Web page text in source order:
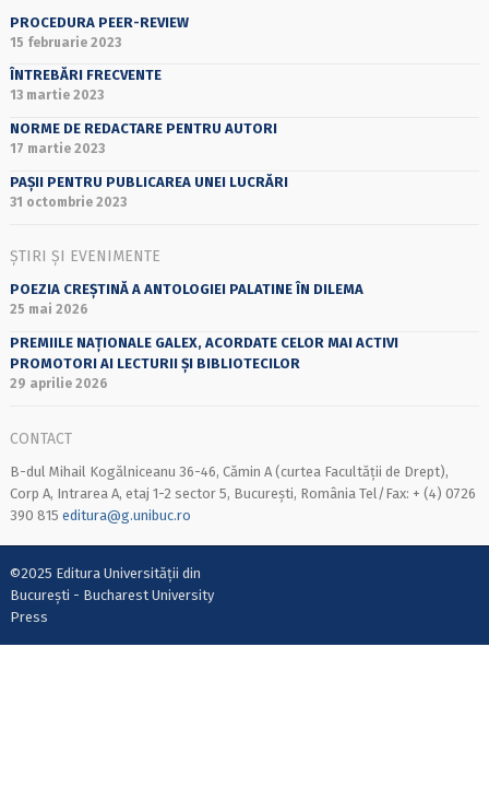
PROCEDURA PEER-REVIEW
15 februarie 2023
ÎNTREBĂRI FRECVENTE
13 martie 2023
NORME DE REDACTARE PENTRU AUTORI
17 martie 2023
PAȘII PENTRU PUBLICAREA UNEI LUCRĂRI
31 octombrie 2023
ȘTIRI ȘI EVENIMENTE
POEZIA CREȘTINĂ A ANTOLOGIEI PALATINE ÎN DILEMA
25 mai 2026
PREMIILE NAȚIONALE GALEX, ACORDATE CELOR MAI ACTIVI
PROMOTORI AI LECTURII ȘI BIBLIOTECILOR
29 aprilie 2026
CONTACT
B-dul Mihail Kogălniceanu 36-46, Cămin A (curtea Facultății de Drept),
Corp A, Intrarea A, etaj 1-2 sector 5, București, România Tel/Fax: + (4) 0726
390 815 editura@g.unibuc.ro
©2025 Editura Universității din
București - Bucharest University
Press